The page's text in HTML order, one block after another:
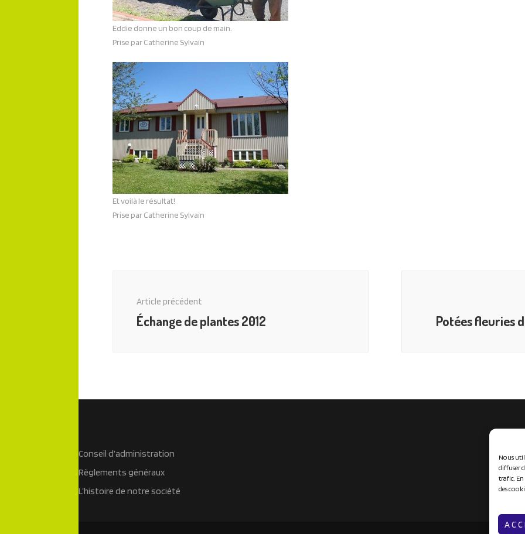
Nous
diffuser
trafic.
des
Eddie donne un bon coup de main.
Prise par Catherine Sylvain
Et voilà le résultat!
Prise par Catherine Sylvain
articlesArticle précédent
Échange de plantes 2012 Potées fleuries
Conseil d’administration
Règlements généraux
L’histoire de notre société